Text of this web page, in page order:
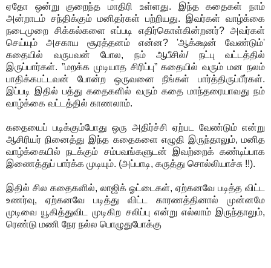
ஏதோ ஒன்று குறைந்த மாதிரி உள்ளது. இந்த கதைகள் நாம்
அன்றாடம் சந்திக்கும் மனிதர்கள் பற்றியது. இவர்கள் வாழ்க்கை
நடைமுறை சிக்கல்களை எப்படி எதிர்கொள்கின்றனர்? அவர்கள்
செய்யும் அசகாய சூரத்தனம் என்ன? 'ஆக்க்ஷன் வேண்டும்'
கதையில் வருபவன் போல, நம் ஆபீசில்/ நட்பு வட்டத்தில்
இருப்பார்கள். ”மறக்க முடியாத சிரிப்பு” கதையில் வரும் மன நலம்
பாதிக்கபட்டவன் போன்ற ஒருவனை நீங்கள் பார்த்திருப்பீர்கள்.
இப்படி இதில் பத்து கதைகளில் வரும் கதை மாந்தரையாவது நம்
வாழ்க்கை வட்டத்தில் காணலாம்.
கதையைப் படிக்கும்போது ஒரு அதிர்ச்சி ஏற்பட வேண்டும் என்று
ஆசிரியர் நினைத்து இந்த கதைகளை எழுதி இருந்தாலும், மனித
வாழ்க்கையில் நடக்கும் சம்பவங்களுடன் இவற்றைக் கண்டிப்பாக
இணைத்துப் பார்க்க முடியும். (அப்பாடி, கருத்து சொல்லியாச்சு !!).
இதில் சில கதைகளில், லாஜிக் ஓட்டைகள், ஏற்கனவே படித்த விட்ட
உணர்வு, ஏற்கனவே படித்து விட்ட காரணத்தினால் முன்னமே
முடிவை யூகித்துவிட முடிகிற சலிப்பு என்று எல்லாம் இருந்தாலும்,
ரெண்டு மணி நேர நல்ல பொழுதுபோக்கு